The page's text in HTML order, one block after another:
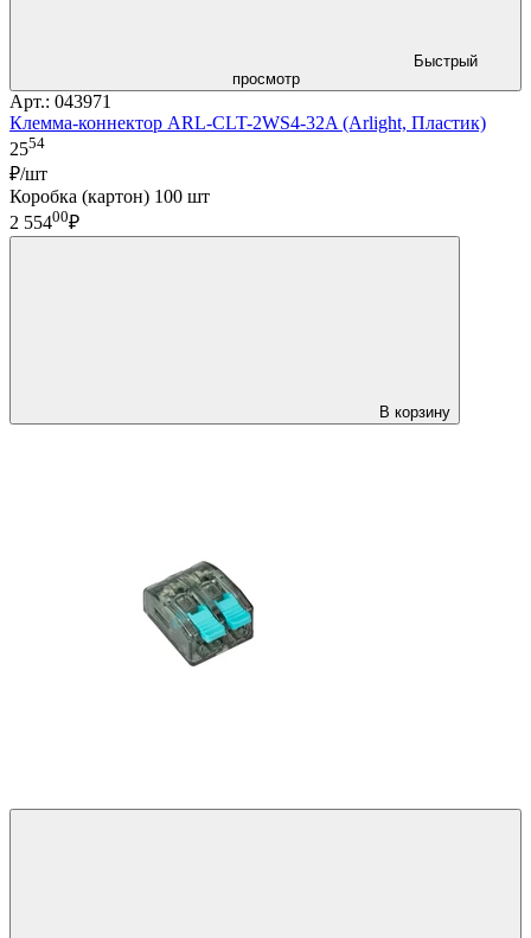
Быстрый
просмотр
Арт.: 043971
Клемма-коннектор ARL-CLT-2WS4-32A (Arlight, Пластик)
2554
₽/шт
Коробка (картон) 100 шт
2 55400₽
В корзину